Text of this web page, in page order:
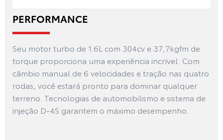
PERFORMANCE
Seu motor turbo de 1.6L com 304cv e 37,7kgfm de
torque proporciona uma experiência incrível. Com
câmbio manual de 6 velocidades e tração nas quatro
rodas, você estará pronto para dominar qualquer
terreno. Tecnologias de automobilismo e sistema de
injeção D-4S garantem o máximo desempenho.